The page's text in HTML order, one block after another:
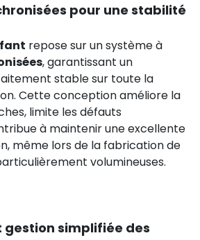
pour une stabilité
repose sur un système à
, garantissant un
stable sur toute la
Cette conception améliore la
limite les défauts
à maintenir une excellente
même lors de la fabrication de
volumineuses.
gestion simplifiée des